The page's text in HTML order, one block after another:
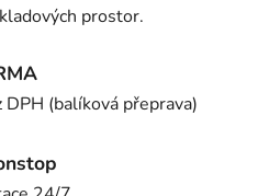
prostor.
(balíková přeprava)